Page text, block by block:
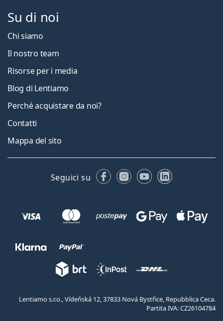
Su di noi
Chi siamo
Il nostro team
Risorse per i media
Blog di Lentiamo
Perché acquistare da noi?
Contatti
Mappa del sito
Seguici su FacebookInstagram
YouTubeLinkedIn
Lentiamo s.r.o., Vídeňská 12, 37833 Nová Bystřice, Repubblica Ceca.
Partita IVA: CZ26104784